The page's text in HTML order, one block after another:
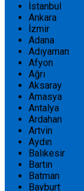
İstanbul
Ankara
İzmir
Adana
Adıyaman
Afyon
Ağrı
Aksaray
Amasya
Antalya
Ardahan
Artvin
Aydın
Balıkesir
Bartın
Batman
Bayburt